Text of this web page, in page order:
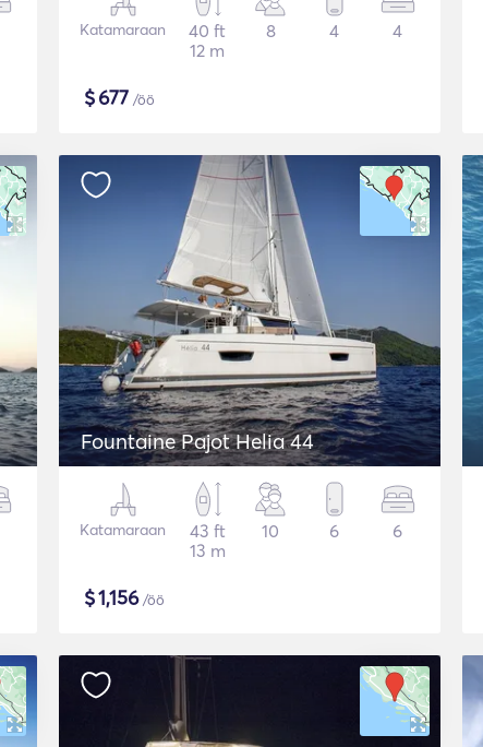
Katamaraan
40 ft
12 m
8 4 4
$677 /öö
Fountaine Pajot Helia 44
Katamaraan
43 ft
13 m
10 6 6
$1,156/öö